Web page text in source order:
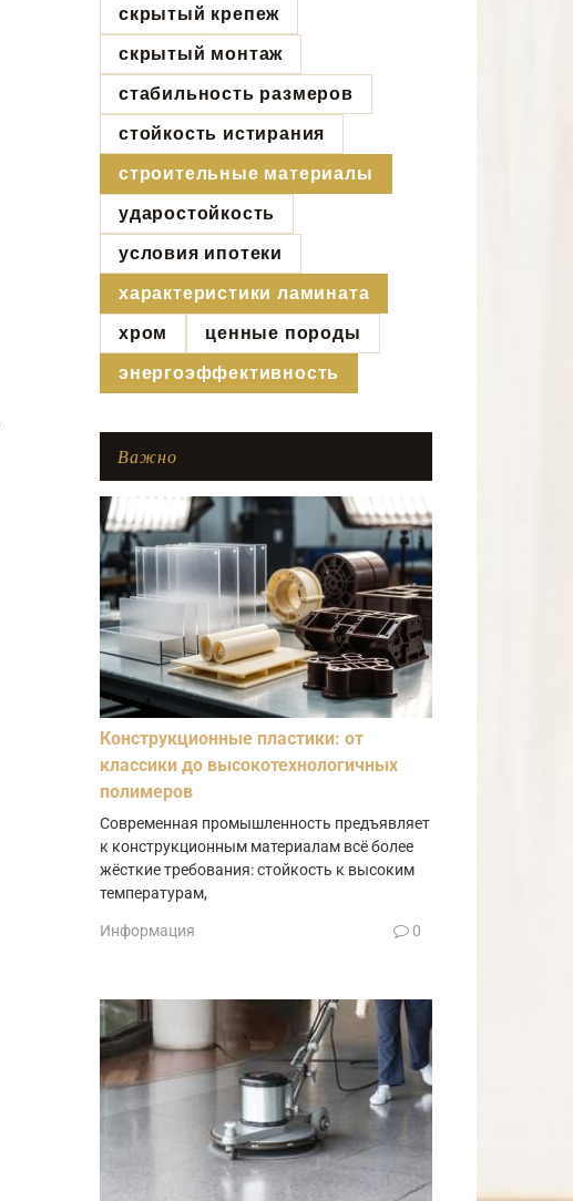
скрытый крепеж
скрытый монтаж
стабильность размеров
стойкость истирания
строительные материалы
ударостойкость
условия ипотеки
характеристики ламината
хром ценные породы
энергоэффективность
Важно
Конструкционные пластики: от
классики до высокотехнологичных
полимеров
Современная промышленность предъявляет
к конструкционным материалам всё более
жёсткие требования: стойкость к высоким
температурам,
Информация 0